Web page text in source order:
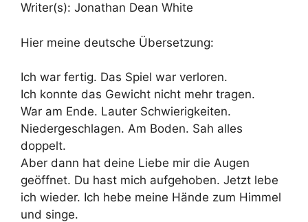
Writer(s): Jonathan Dean White
Hier meine deutsche Übersetzung:
Ich war fertig. Das Spiel war verloren.
Ich konnte das Gewicht nicht mehr tragen.
War am Ende. Lauter Schwierigkeiten.
Niedergeschlagen. Am Boden. Sah alles
doppelt.
Aber dann hat deine Liebe mir die Augen
geöffnet. Du hast mich aufgehoben. Jetzt lebe
ich wieder. Ich hebe meine Hände zum Himmel
und singe.